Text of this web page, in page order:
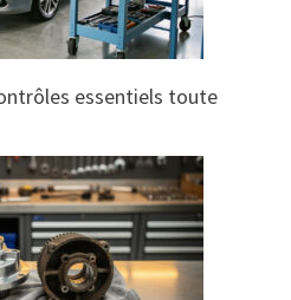
essentiels toute